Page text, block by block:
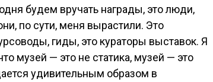
будем вручать награды, это люди,
по сути, меня вырастили. Это
гиды, это кураторы выставок. Я
музей — это не статика, музей — это
удивительным образом в